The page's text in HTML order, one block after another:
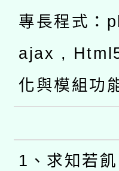
專長程式
ajax ,
化與模組功
1、求知若